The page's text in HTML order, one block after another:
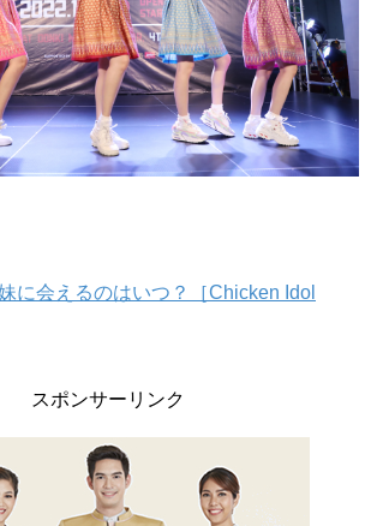
に会えるのはいつ？［Chicken Idol
スポンサーリンク